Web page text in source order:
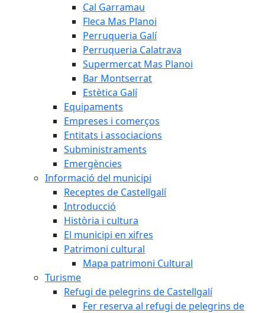
Cal Garramau
Fleca Mas Planoi
Perruqueria Galí
Perruqueria Calatrava
Supermercat Mas Planoi
Bar Montserrat
Estètica Galí
Equipaments
Empreses i comerços
Entitats i associacions
Subministraments
Emergències
Informació del municipi
Receptes de Castellgalí
Introducció
Història i cultura
El municipi en xifres
Patrimoni cultural
Mapa patrimoni Cultural
Turisme
Refugi de pelegrins de Castellgalí
Fer reserva al refugi de pelegrins de